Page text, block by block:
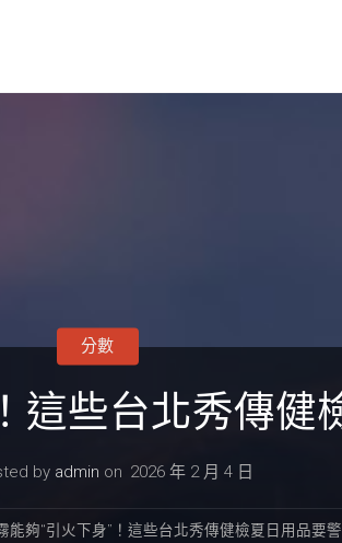
這些台北秀傳健
by admin on 2026 年 2 月 4 日
分數
能夠“引火下身”！這些台北秀傳健檢夏日用品要